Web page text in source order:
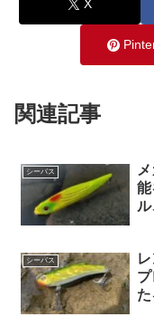
X
関連記事
シーバス
能
シーバス